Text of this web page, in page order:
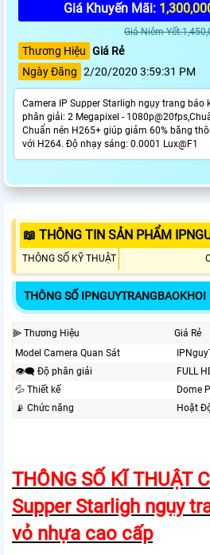
Giá Khuyến Mãi:
Giá Niêm
Thương Hiệu Giá Rẻ
Ngày Đăng 2/20/2020 3:59:31 PM
Camera IP Supper Starligh ngụy trang báo
phân giải: 2 Megapixel -
Chuẩn nén H265+ giúp giảm 60% băng
với H264. Độ nhạy sáng: 0.0001 Lux@F1
📖 THÔNG TIN SẢN PHẨM
THÔNG SỐ KỸ THUẬT
THÔNG SỐ IPNGUYTRANGBAOKHOI
⫸ Thương Hiệu
Giá Rẻ
Model Camera Quan Sát
👁️‍🗨 Độ phân giải
FULL
💦 Thiết kế
Dome
📡 Chức năng
Hoặt
THÔNG SỐ KĨ THUẬT
Supper Starligh ngụy
vỏ nhựa cao cấp